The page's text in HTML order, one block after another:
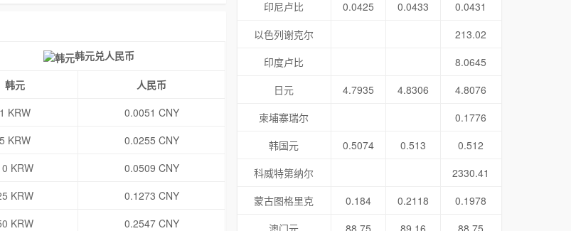
韩元兑人民币
韩元
人民币
1 KRW
0.0051 CNY
5 KRW
0.0255 CNY
KRW
0.0509 CNY
KRW
0.1273 CNY
KRW
0.2547 CNY
印尼卢比
0.0425 0.0433
0.0431
以色列谢克尔
213.02
印度卢比
8.0645
日元
4.7935 4.8306
4.8076
柬埔寨瑞尔
0.1776
韩国元
0.5074 0.513
0.512
科威特第纳尔
2330.41
蒙古图格里克
0.184 0.2118
0.1978
澳门元
88.75 89.16
88.75